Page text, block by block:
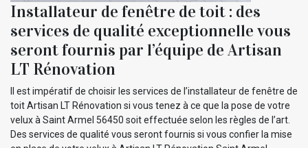
Installateur de fenêtre de toit : des
services de qualité exceptionnelle vous
seront fournis par l’équipe de Artisan
LT Rénovation
Il est impératif de choisir les services de l’installateur de fenêtre de
toit Artisan LT Rénovation si vous tenez à ce que la pose de votre
velux à Saint Armel 56450 soit effectuée selon les règles de l’art.
Des services de qualité vous seront fournis si vous confier la mise